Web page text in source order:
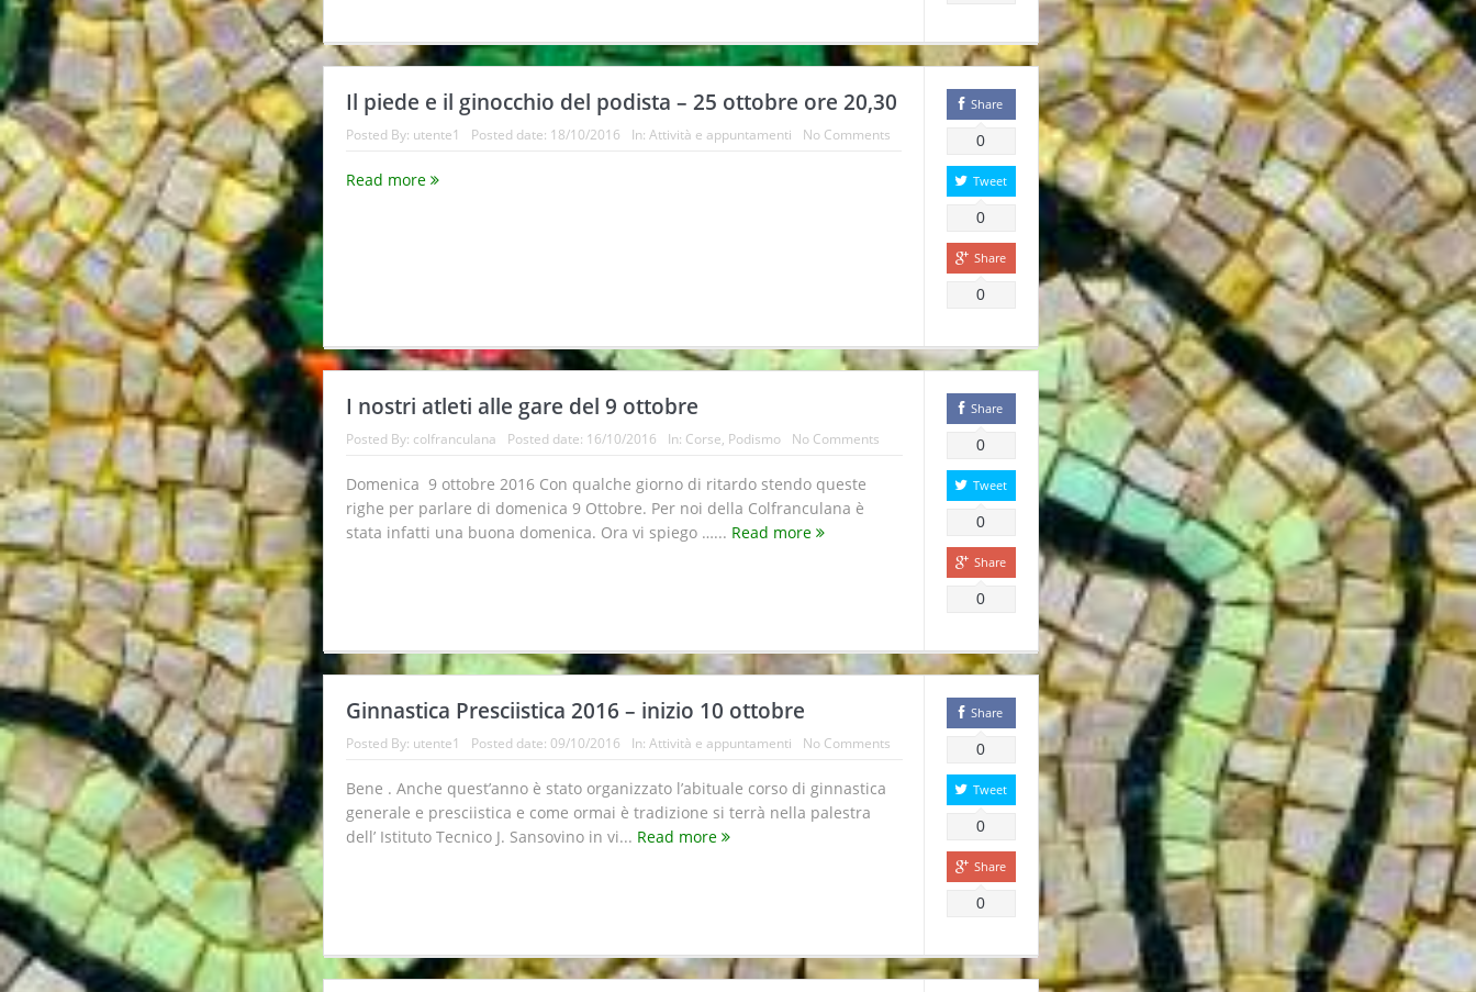
Il piede e il ginocchio del podista – 25 ottobre ore 20,30
Posted By: utente1 Posted date: 18/10/2016 In: Attività e appuntamenti No Comments
Read more
Share
0
Tweet
0
Share
0
I nostri atleti alle gare del 9 ottobre
Posted By: colfranculana Posted date: 16/10/2016 In: Corse, Podismo No Comments
Domenica 9 ottobre 2016 Con qualche giorno di ritardo stendo queste
righe per parlare di domenica 9 Ottobre. Per noi della Colfranculana è
stata infatti una buona domenica. Ora vi spiego …... Read more
Share
0
Tweet
0
Share
0
Ginnastica Presciistica 2016 – inizio 10 ottobre
Posted By: utente1 Posted date: 09/10/2016 In: Attività e appuntamenti No Comments
Bene . Anche quest’anno è stato organizzato l’abituale corso di ginnastica
generale e presciistica e come ormai è tradizione si terrà nella palestra
dell’ Istituto Tecnico J. Sansovino in vi... Read more
Share
0
Tweet
0
Share
0